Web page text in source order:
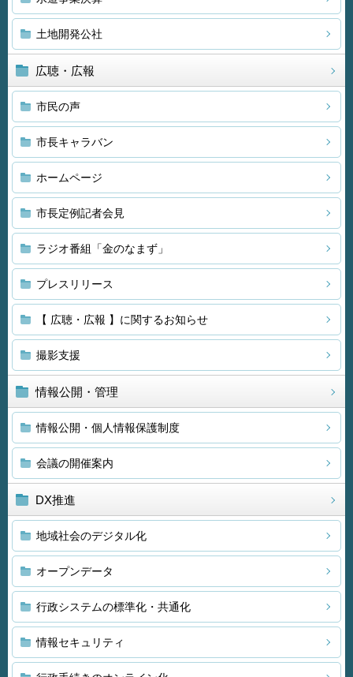
土地開発公社
広聴・広報
市民の声
市長キャラバン
ホームページ
市長定例記者会見
ラジオ番組「金のなまず」
プレスリリース
【 広聴・広報 】に関するお知らせ
撮影支援
情報公開・管理
情報公開・個人情報保護制度
会議の開催案内
DX推進
地域社会のデジタル化
オープンデータ
行政システムの標準化・共通化
情報セキュリティ